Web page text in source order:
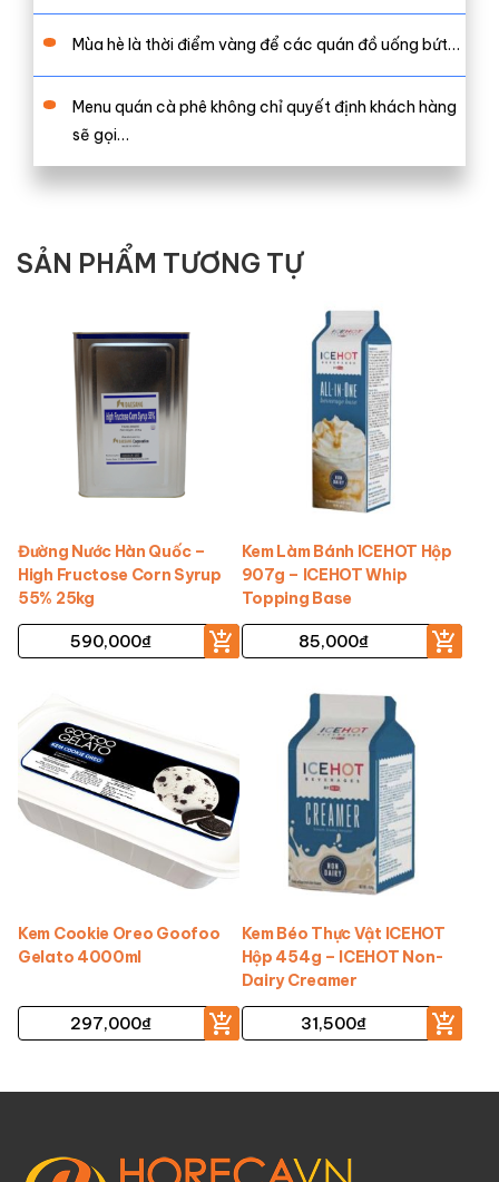
Mùa hè là thời điểm vàng để các quán đồ uống bứt…
Menu quán cà phê không chỉ quyết định khách hàng
sẽ gọi…
SẢN PHẨM TƯƠNG TỰ
Đường Nước Hàn Quốc –
High Fructose Corn Syrup
55% 25kg
590,000₫
Kem Làm Bánh ICEHOT Hộp
907g – ICEHOT Whip
Topping Base
85,000₫
Kem Cookie Oreo Goofoo
Gelato 4000ml
297,000₫
Kem Béo Thực Vật ICEHOT
Hộp 454g – ICEHOT Non-
Dairy Creamer
31,500₫